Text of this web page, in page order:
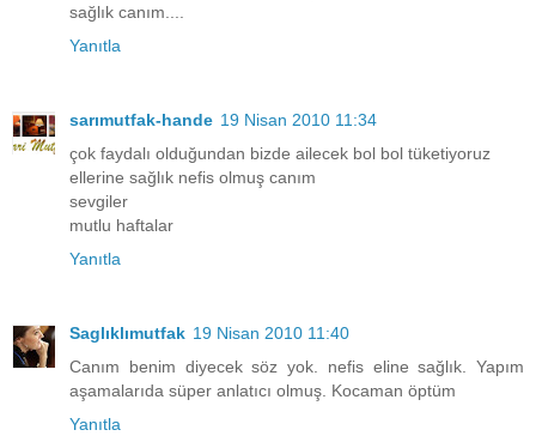
sağlık canım....
Yanıtla
sarımutfak-hande 19 Nisan 2010 11:34
çok faydalı olduğundan bizde ailecek bol bol tüketiyoruz
ellerine sağlık nefis olmuş canım
sevgiler
mutlu haftalar
Yanıtla
Saglıklımutfak 19 Nisan 2010 11:40
Canım benim diyecek söz yok. nefis eline sağlık. Yapım
aşamalarıda süper anlatıcı olmuş. Kocaman öptüm
Yanıtla